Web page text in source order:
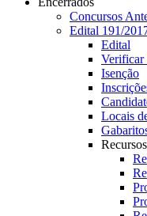
Concursos
Edital 191/
Edital
Verificar
Isenção
Locais
Recursos